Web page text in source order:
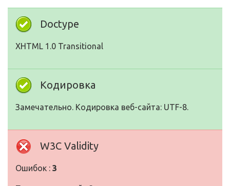
Doctype
XHTML 1.0 Transitional
Кодировка
Замечательно. Кодировка веб-сайта: UTF-8.
W3C Validity
Ошибок : 3